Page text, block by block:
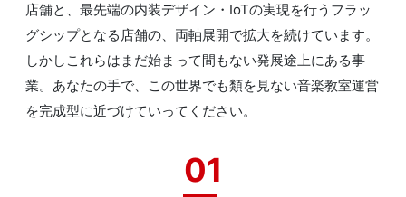
店舗と、最先端の内装デザイン・IoTの実現を行うフラッ
グシップとなる店舗の、両軸展開で拡大を続けています。
しかしこれらはまだ始まって間もない発展途上にある事
業。あなたの手で、この世界でも類を見ない音楽教室運営
を完成型に近づけていってください。
01